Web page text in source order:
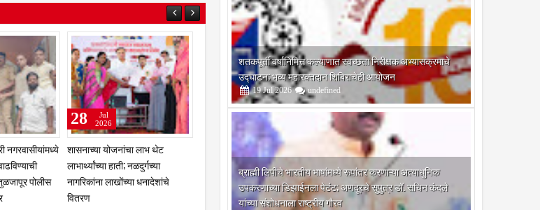
कुलस्वामिनीच्या चरणी अभिनेत्री
प्राजक्ता माळी; तुळजाभवानी मंदिरात
सहकुटुंब पूजा-अर्चा
31
Jul
2026
झरेगावच्या दत्त मठात गुरुपौर्णिमेचा
भक्तिरंग; 'दासबोध'वर काका महाराजांचे
प्रबोधन
29
Jul
2026
शतकपूर्ती वर्षानिमित्त कल्याणात स्वच्छता निरीक्षक अभ्यासक्रमाचे
उद्घाटन; भव्य महारक्तदान शिबिराचेही आयोजन
19 Jul 2026 undefined
ब्राह्मी लिपीचे भारतीय भाषांमध्ये रूपांतर करणाऱ्या अत्याधुनिक
उपकरणाच्या डिझाईनला पेटंट; अणदूरचे सुपुत्र डॉ. सचिन कंदले
यांच्या संशोधनाला राष्ट्रीय गौरव